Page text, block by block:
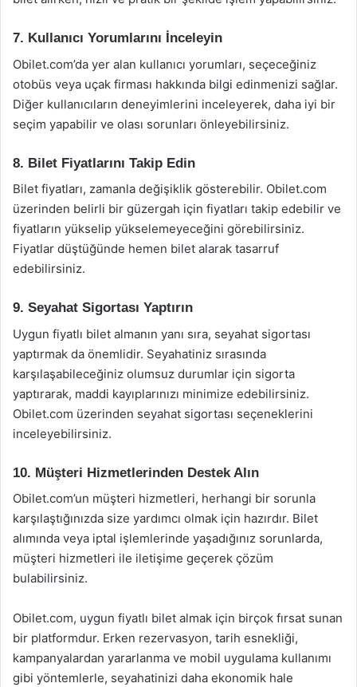
7. Kullanıcı Yorumlarını İnceleyin
Obilet.com’da yer alan kullanıcı yorumları, seçeceğiniz
otobüs veya uçak firması hakkında bilgi edinmenizi sağlar.
Diğer kullanıcıların deneyimlerini inceleyerek, daha iyi bir
seçim yapabilir ve olası sorunları önleyebilirsiniz.
8. Bilet Fiyatlarını Takip Edin
Bilet fiyatları, zamanla değişiklik gösterebilir. Obilet.com
üzerinden belirli bir güzergah için fiyatları takip edebilir ve
fiyatların yükselip yükselemeyeceğini görebilirsiniz.
Fiyatlar düştüğünde hemen bilet alarak tasarruf
edebilirsiniz.
9. Seyahat Sigortası Yaptırın
Uygun fiyatlı bilet almanın yanı sıra, seyahat sigortası
yaptırmak da önemlidir. Seyahatiniz sırasında
karşılaşabileceğiniz olumsuz durumlar için sigorta
yaptırarak, maddi kayıplarınızı minimize edebilirsiniz.
Obilet.com üzerinden seyahat sigortası seçeneklerini
inceleyebilirsiniz.
10. Müşteri Hizmetlerinden Destek Alın
Obilet.com’un müşteri hizmetleri, herhangi bir sorunla
karşılaştığınızda size yardımcı olmak için hazırdır. Bilet
alımında veya iptal işlemlerinde yaşadığınız sorunlarda,
müşteri hizmetleri ile iletişime geçerek çözüm
bulabilirsiniz.
Obilet.com, uygun fiyatlı bilet almak için birçok fırsat sunan
bir platformdur. Erken rezervasyon, tarih esnekliği,
kampanyalardan yararlanma ve mobil uygulama kullanımı
gibi yöntemlerle, seyahatinizi daha ekonomik hale